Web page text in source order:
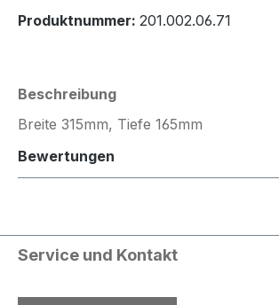
Produktnummer: 201.002.06.71
Beschreibung
Breite 315mm, Tiefe 165mm
Bewertungen
Service und Kontakt